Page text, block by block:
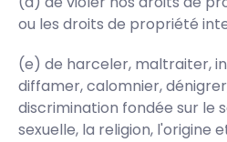
ou les droits de propriété
(e) de harceler, maltraiter,
diffamer, calomnier,
discrimination fondée sur le
sexuelle, la religion, l'origine